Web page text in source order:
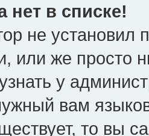
нет в списке!
не установил
или же просто
у
вам
то вы